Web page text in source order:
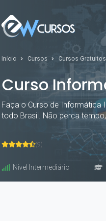
Início Cursos Cursos Gratuitos
Curso
Faça o Curso de Informática
todo Brasil. Não perca
(9)
Nivel Intermediário